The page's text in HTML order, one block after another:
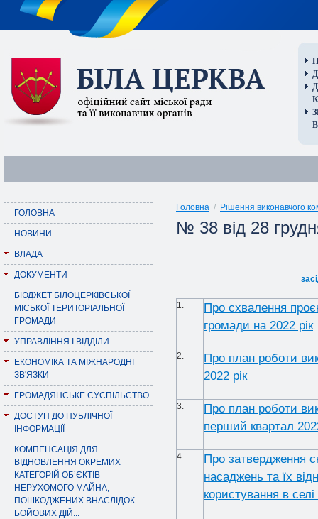
ГОЛОВНА
НОВИНИ
ВЛАДА
ДОКУМЕНТИ
БЮДЖЕТ БІЛОЦЕРКІВСЬКОЇ
МІСЬКОЇ ТЕРИТОРІАЛЬНОЇ
ГРОМАДИ
УПРАВЛІННЯ І ВІДДІЛИ
ЕКОНОМІКА ТА МІЖНАРОДНІ
ЗВ'ЯЗКИ
ГРОМАДЯНСЬКЕ СУСПІЛЬСТВО
ДОСТУП ДО ПУБЛІЧНОЇ
ІНФОРМАЦІЇ
КОМПЕНСАЦІЯ ДЛЯ
ВІДНОВЛЕННЯ ОКРЕМИХ
КАТЕГОРІЙ ОБ’ЄКТІВ
НЕРУХОМОГО МАЙНА,
ПОШКОДЖЕНИХ ВНАСЛІДОК
БОЙОВИХ ДІЙ...
Головна / Рішення виконавчого
№ 38 від 28
1.
Про схвалення
громади на 2022 рік
2.
Про план роботи
2022 рік
3.
Про план роботи
перший квартал
4.
Про затвердження
насаджень та їх
користування в селі